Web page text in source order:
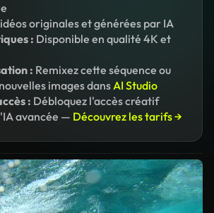
originales et générées par IA
: Disponible en qualité 4K et
: Remixez cette séquence ou
images dansAI Studio
: Débloquez l'accès créatif
avancée — Découvrez les tarifs →